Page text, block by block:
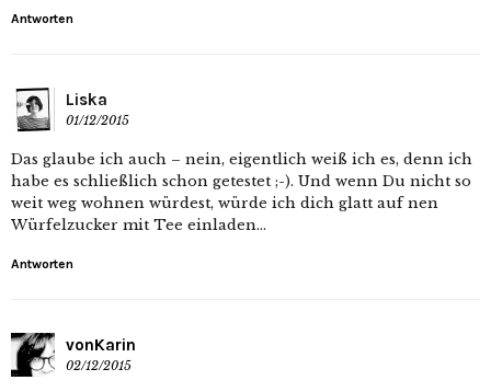
Antworten
Liska
01/12/2015
Das glaube ich auch – nein, eigentlich weiß ich es, denn ich
habe es schließlich schon getestet ;-). Und wenn Du nicht so
weit weg wohnen würdest, würde ich dich glatt auf nen
Würfelzucker mit Tee einladen…
Antworten
vonKarin
02/12/2015